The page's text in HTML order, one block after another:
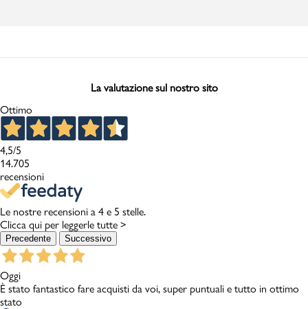
La valutazione sul nostro sito
Ottimo
4,5/5
14.705
recensioni
Le nostre recensioni a 4 e 5 stelle.
Clicca qui per leggerle tutte >
Precedente Successivo
Oggi
È stato fantastico fare acquisti da voi, super puntuali e tutto in ottimo
stato